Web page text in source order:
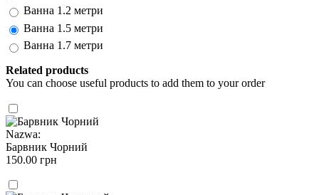
Ванна 1.2 метри
Ванна 1.5 метри
Ванна 1.7 метри
Related products
You can choose useful products to add them to your order
Nazwa:
Барвник Чорний
150.00 грн